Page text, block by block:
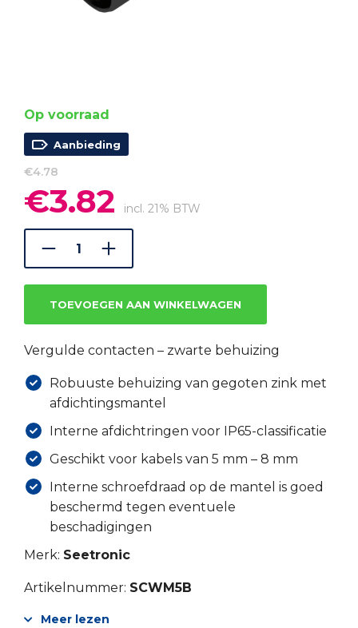
Op voorraad
Aanbieding
€4.78
Oorspronkelijke
prijs
was:
€4.78.
€3.82 prijs
is:
€3.82.
incl. 21% BTW
TOEVOEGEN AAN WINKELWAGEN
Vergulde contacten – zwarte behuizing
Robuuste behuizing van gegoten zink met
afdichtingsmantel
Interne afdichtringen voor IP65-classificatie
Geschikt voor kabels van 5 mm – 8 mm
Interne schroefdraad op de mantel is goed
beschermd tegen eventuele
beschadigingen
Merk: Seetronic
Artikelnummer: SCWM5B
Meer lezen